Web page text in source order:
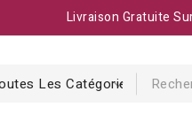
Livraison Gratuite